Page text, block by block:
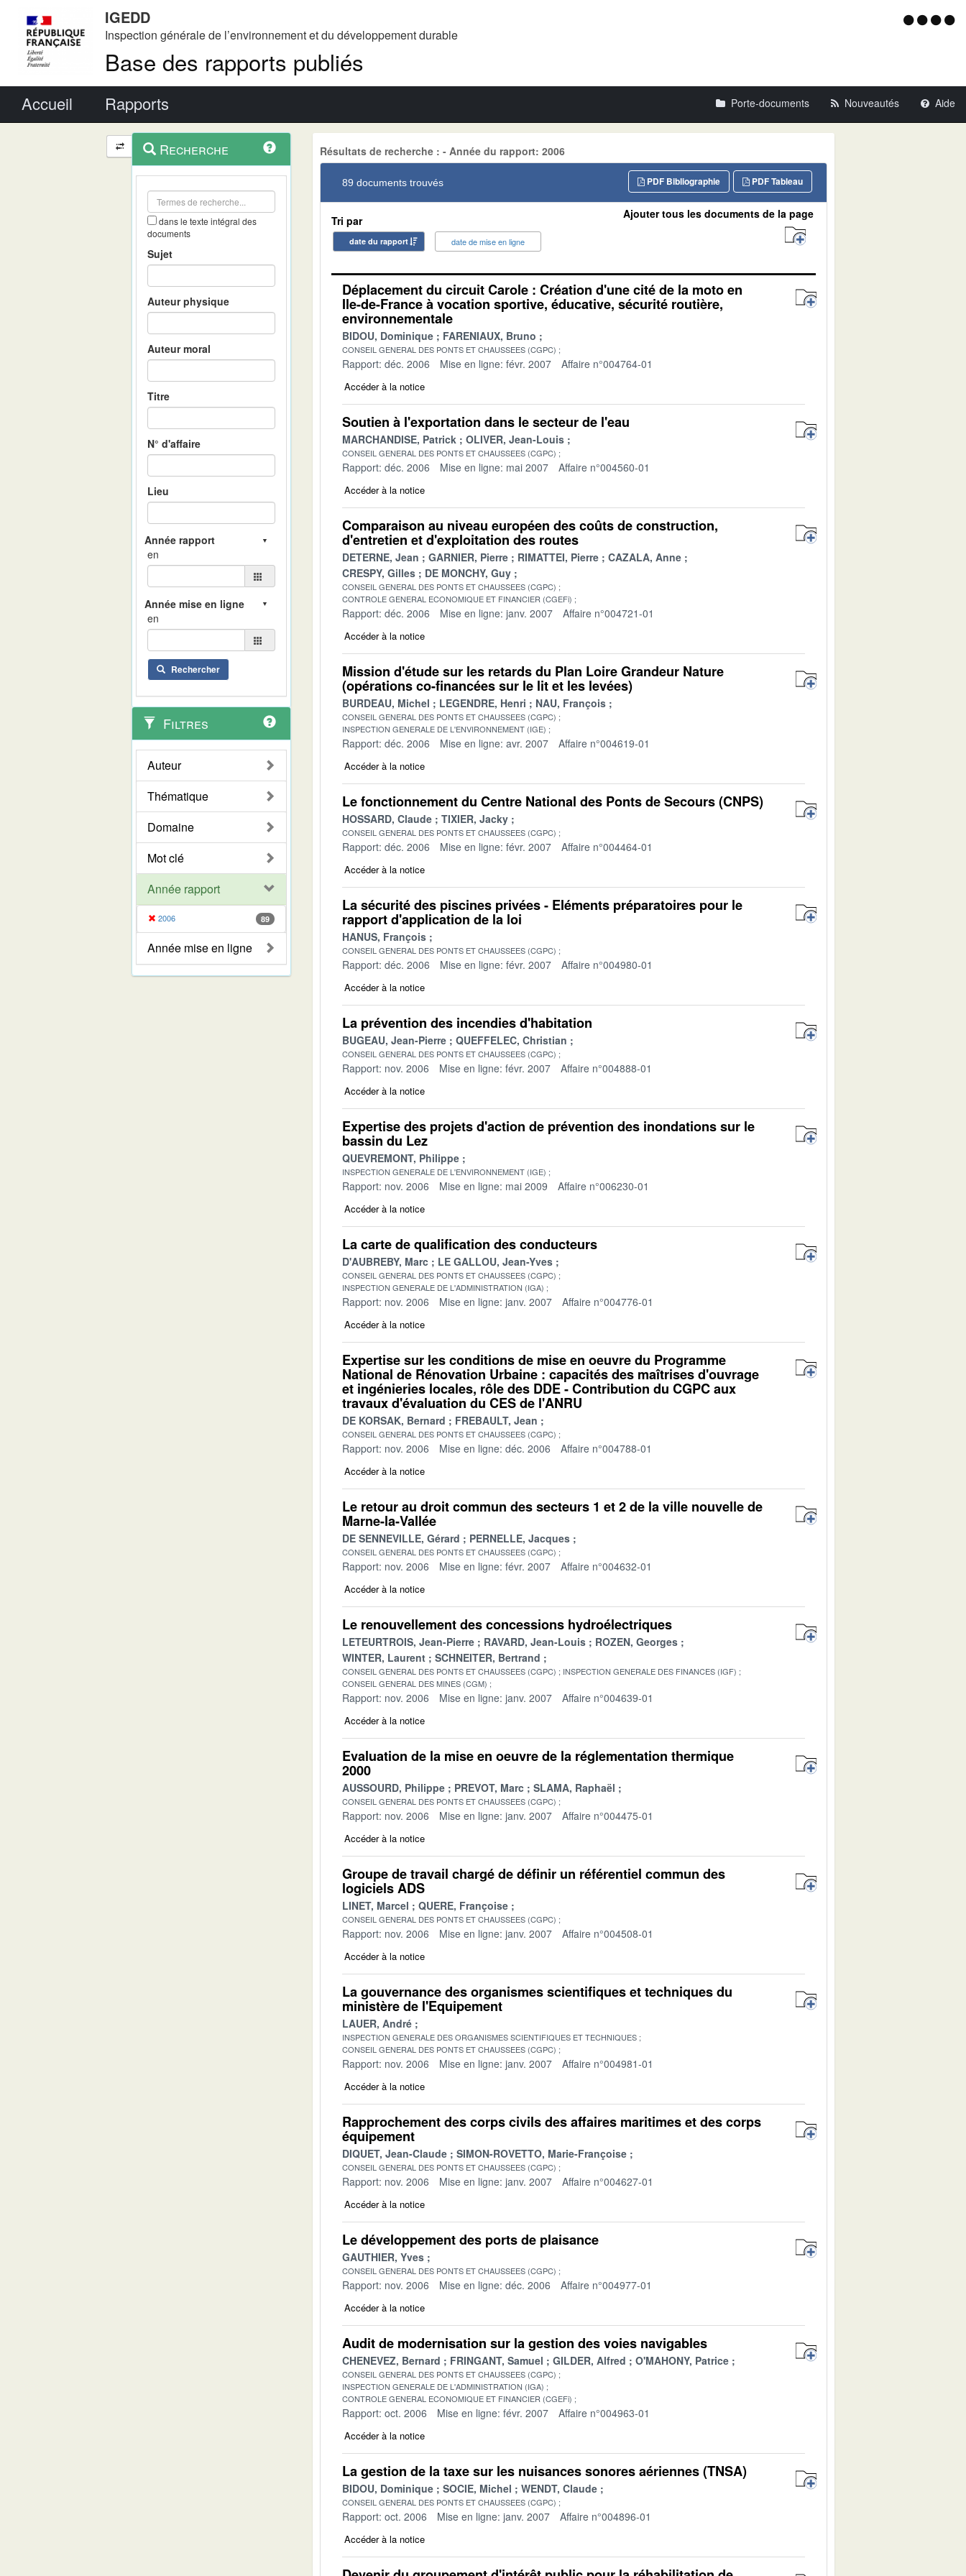
IGEDD
Inspection générale de l’environnement et du développement durable
Base des rapports publiés
Menu
Accueil Rapports Porte-documents Nouveautés Aide
Navigation
et
outils
contextuel
Recherche
dans le texte intégral des
documents
Sujet
Auteur physique
Auteur moral
Titre
N° d'affaire
Lieu
en
en
Rechercher
Filtres
Auteur
Thématique
Domaine
Mot clé
Année rapport
2006 89
Année mise en ligne
Résultats de recherche : - Année du rapport: 2006
89 documents trouvés PDF Tableau
PDF Bibliographie
Tri par
date du rapport date de mise en ligne
Ajouter tous les documents de la page
Déplacement du circuit Carole : Création d'une cité de la moto en
Ile-de-France à vocation sportive, éducative, sécurité routière,
environnementale
BIDOU, Dominique FARENIAUX, Bruno
CONSEIL GENERAL DES PONTS ET CHAUSSEES (CGPC)
Rapport: déc. 2006 Mise en ligne: févr. 2007 Affaire n°004764-01
Accéder à la notice
Soutien à l'exportation dans le secteur de l'eau
MARCHANDISE, Patrick OLIVER, Jean-Louis
CONSEIL GENERAL DES PONTS ET CHAUSSEES (CGPC)
Rapport: déc. 2006 Mise en ligne: mai 2007 Affaire n°004560-01
Accéder à la notice
Comparaison au niveau européen des coûts de construction,
d'entretien et d'exploitation des routes
DETERNE, Jean GARNIER, Pierre RIMATTEI, Pierre
CAZALA, Anne
CRESPY, Gilles
DE MONCHY, Guy
CONSEIL GENERAL DES PONTS ET CHAUSSEES (CGPC)
CONTROLE GENERAL ECONOMIQUE ET FINANCIER (CGEFi)
Rapport: déc. 2006 Mise en ligne: janv. 2007 Affaire n°004721-01
Accéder à la notice
Mission d'étude sur les retards du Plan Loire Grandeur Nature
(opérations co-financées sur le lit et les levées)
BURDEAU, Michel LEGENDRE, Henri NAU, François
CONSEIL GENERAL DES PONTS ET CHAUSSEES (CGPC)
INSPECTION GENERALE DE L'ENVIRONNEMENT (IGE)
Rapport: déc. 2006 Mise en ligne: avr. 2007 Affaire n°004619-01
Accéder à la notice
Le fonctionnement du Centre National des Ponts de Secours (CNPS)
HOSSARD, Claude TIXIER, Jacky
CONSEIL GENERAL DES PONTS ET CHAUSSEES (CGPC)
Rapport: déc. 2006 Mise en ligne: févr. 2007 Affaire n°004464-01
Accéder à la notice
La sécurité des piscines privées - Eléments préparatoires pour le
rapport d'application de la loi
HANUS, François
CONSEIL GENERAL DES PONTS ET CHAUSSEES (CGPC)
Rapport: déc. 2006 Mise en ligne: févr. 2007 Affaire n°004980-01
Accéder à la notice
La prévention des incendies d'habitation
BUGEAU, Jean-Pierre QUEFFELEC, Christian
CONSEIL GENERAL DES PONTS ET CHAUSSEES (CGPC)
Rapport: nov. 2006 Mise en ligne: févr. 2007 Affaire n°004888-01
Accéder à la notice
Expertise des projets d'action de prévention des inondations sur le
bassin du Lez
QUEVREMONT, Philippe
INSPECTION GENERALE DE L'ENVIRONNEMENT (IGE)
Rapport: nov. 2006 Mise en ligne: mai 2009 Affaire n°006230-01
Accéder à la notice
La carte de qualification des conducteurs
D'AUBREBY, Marc LE GALLOU, Jean-Yves
CONSEIL GENERAL DES PONTS ET CHAUSSEES (CGPC)
INSPECTION GENERALE DE L'ADMINISTRATION (IGA)
Rapport: nov. 2006 Mise en ligne: janv. 2007 Affaire n°004776-01
Accéder à la notice
Expertise sur les conditions de mise en oeuvre du Programme
National de Rénovation Urbaine : capacités des maîtrises d'ouvrage
et ingénieries locales, rôle des DDE - Contribution du CGPC aux
travaux d'évaluation du CES de l'ANRU
DE KORSAK, Bernard FREBAULT, Jean
CONSEIL GENERAL DES PONTS ET CHAUSSEES (CGPC)
Rapport: nov. 2006 Mise en ligne: déc. 2006 Affaire n°004788-01
Accéder à la notice
Le retour au droit commun des secteurs 1 et 2 de la ville nouvelle de
Marne-la-Vallée
DE SENNEVILLE, Gérard PERNELLE, Jacques
CONSEIL GENERAL DES PONTS ET CHAUSSEES (CGPC)
Rapport: nov. 2006 Mise en ligne: févr. 2007 Affaire n°004632-01
Accéder à la notice
Le renouvellement des concessions hydroélectriques
LETEURTROIS, Jean-Pierre RAVARD, Jean-Louis
ROZEN, Georges
WINTER, Laurent
SCHNEITER, Bertrand
CONSEIL GENERAL DES PONTS ET CHAUSSEES (CGPC)
INSPECTION GENERALE DES FINANCES (IGF)
CONSEIL GENERAL DES MINES (CGM)
Rapport: nov. 2006 Mise en ligne: janv. 2007 Affaire n°004639-01
Accéder à la notice
Evaluation de la mise en oeuvre de la réglementation thermique
2000
AUSSOURD, Philippe PREVOT, Marc SLAMA, Raphaël
CONSEIL GENERAL DES PONTS ET CHAUSSEES (CGPC)
Rapport: nov. 2006 Mise en ligne: janv. 2007 Affaire n°004475-01
Accéder à la notice
Groupe de travail chargé de définir un référentiel commun des
logiciels ADS
LINET, Marcel QUERE, Françoise
CONSEIL GENERAL DES PONTS ET CHAUSSEES (CGPC)
Rapport: nov. 2006 Mise en ligne: janv. 2007 Affaire n°004508-01
Accéder à la notice
La gouvernance des organismes scientifiques et techniques du
ministère de l'Equipement
LAUER, André
INSPECTION GENERALE DES ORGANISMES SCIENTIFIQUES ET TECHNIQUES
CONSEIL GENERAL DES PONTS ET CHAUSSEES (CGPC)
Rapport: nov. 2006 Mise en ligne: janv. 2007 Affaire n°004981-01
Accéder à la notice
Rapprochement des corps civils des affaires maritimes et des corps
équipement
DIQUET, Jean-Claude SIMON-ROVETTO, Marie-Françoise
CONSEIL GENERAL DES PONTS ET CHAUSSEES (CGPC)
Rapport: nov. 2006 Mise en ligne: janv. 2007 Affaire n°004627-01
Accéder à la notice
Le développement des ports de plaisance
GAUTHIER, Yves
CONSEIL GENERAL DES PONTS ET CHAUSSEES (CGPC)
Rapport: nov. 2006 Mise en ligne: déc. 2006 Affaire n°004977-01
Accéder à la notice
Audit de modernisation sur la gestion des voies navigables
CHENEVEZ, Bernard FRINGANT, Samuel GILDER, Alfred O'MAHONY, Patrice
CONSEIL GENERAL DES PONTS ET CHAUSSEES (CGPC)
INSPECTION GENERALE DE L'ADMINISTRATION (IGA)
CONTROLE GENERAL ECONOMIQUE ET FINANCIER (CGEFi)
Rapport: oct. 2006 Mise en ligne: févr. 2007 Affaire n°004963-01
Accéder à la notice
La gestion de la taxe sur les nuisances sonores aériennes (TNSA)
BIDOU, Dominique SOCIE, Michel WENDT, Claude
CONSEIL GENERAL DES PONTS ET CHAUSSEES (CGPC)
Rapport: oct. 2006 Mise en ligne: janv. 2007 Affaire n°004896-01
Accéder à la notice